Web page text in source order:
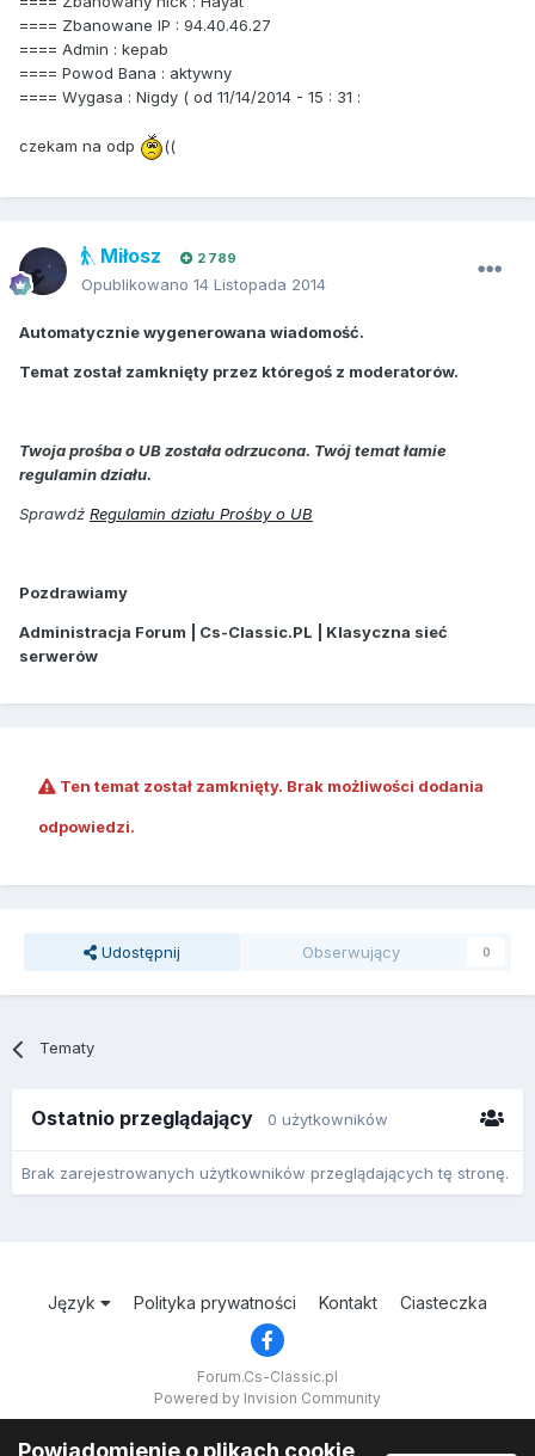
==== Zbanowane IP : 94.40.46.27
==== Admin : kepab
==== Powod Bana : aktywny
==== Wygasa : Nigdy ( od 11/14/2014 - 15 : 31 :
czekam na odp ((
Miłosz 2 789
Opublikowano 14 Listopada 2014
Automatycznie wygenerowana wiadomość.
Temat został zamknięty przez któregoś z moderatorów.
Twoja prośba o UB została odrzucona. Twój temat łamie
regulamin działu.
Sprawdź Regulamin działu Prośby o UB
Pozdrawiamy
Administracja Forum | Cs-Classic.PL | Klasyczna sieć
serwerów
Ten temat został zamknięty. Brak możliwości dodania
odpowiedzi.
Udostępnij Obserwujący 0
Tematy
Ostatnio przeglądający 0 użytkowników
Brak zarejestrowanych użytkowników przeglądających tę stronę.
Język Polityka prywatności Kontakt Ciasteczka
Forum.Cs-Classic.pl
Powered by Invision Community
Powiadomienie o plikach cookie